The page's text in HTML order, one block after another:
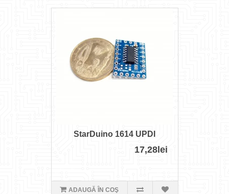
StarDuino 1614 UPDI
17,28lei
ADAUGĂ ÎN COŞ